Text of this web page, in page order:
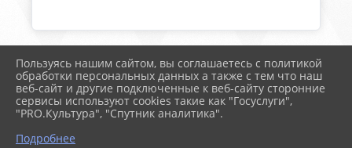
2026 г. timregion.ru
Вход
Карта сайта
Политика обработки персональных данных
Сделано на KubCMS
Пользуясь нашим сайтом, вы соглашаетесь с политикой
обработки персональных данных а также с тем что наш
веб-сайт и другие подключенные к веб-сайту сторонние
сервисы используют cookies такие как "Госуслуги",
"PRO.Культура", "Спутник аналитика".
Подробнее